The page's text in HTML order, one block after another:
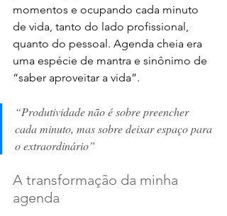
momentos e ocupando cada minuto
de vida, tanto do lado profissional,
quanto do pessoal. Agenda cheia era
uma espécie de mantra e sinônimo de
“saber aproveitar a vida”.
“Produtividade não é sobre preencher
cada minuto, mas sobre deixar espaço para
o extraordinário”
A transformação da minha
agenda